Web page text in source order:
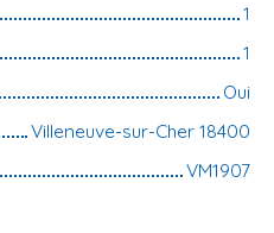
1
1
Oui
Villeneuve-sur-Cher 18400
VM1907